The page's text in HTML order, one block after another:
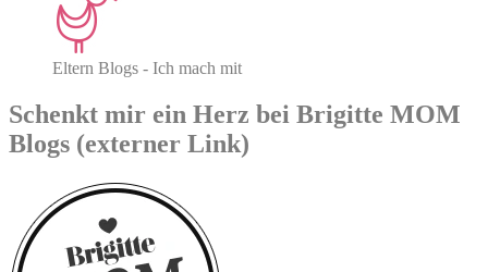
Eltern Blogs - Ich mach mit
Schenkt mir ein Herz bei Brigitte MOM
Blogs (externer Link)